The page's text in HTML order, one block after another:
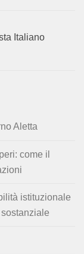
Italiano
Aletta
come il
istituzionale